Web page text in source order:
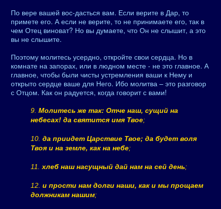
По вере вашей вос-дасться вам. Если верите в Дар, то
примете его. А если не верите, то не принимаете его, так в
чем Отец виноват? Но вы думаете, что Он не слышит, а это
вы не слышите.
Поэтому молитесь усердно, откройте свои сердца. Но в
комнате на запорах, или в людном месте - не это главное. А
главное, чтобы были чисты устремления ваши к Нему и
открыто сердце ваше для Него. Ибо молитва – это разговор
с Отцом. Как он радуется, когда говорит с вами!
9. Молитесь же так: Отче наш, сущий на
небесах! да святится имя Твое;
10. да приидет Царствие Твое; да будет воля
Твоя и на земле, как на небе;
11. хлеб наш насущный дай нам на сей день;
12. и прости нам долги наши, как и мы прощаем
должникам нашим;